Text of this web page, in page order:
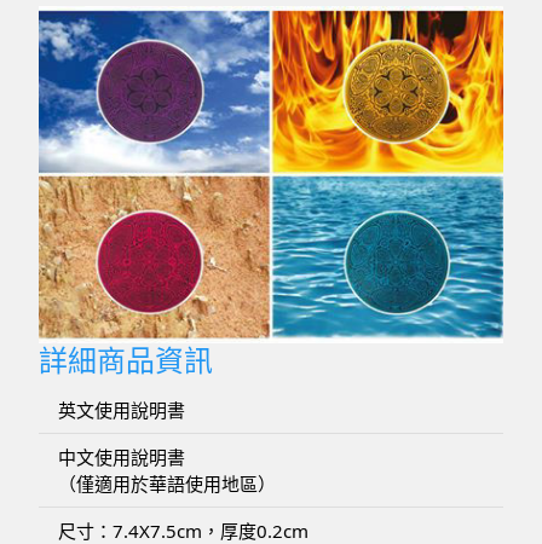
詳細商品資訊
英文使用說明書
中文使用說明書
（僅適用於華語使用地區）
尺寸：7.4X7.5cm，厚度0.2cm